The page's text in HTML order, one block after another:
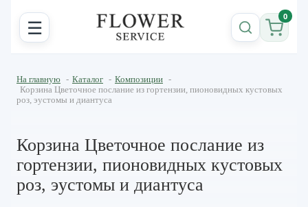
☰ 0
На главную - Каталог - Композиции -
Корзина Цветочное послание из гортензии, пионовидных кустовых
роз, эустомы и диантуса
Корзина Цветочное послание из
гортензии, пионовидных кустовых
роз, эустомы и диантуса